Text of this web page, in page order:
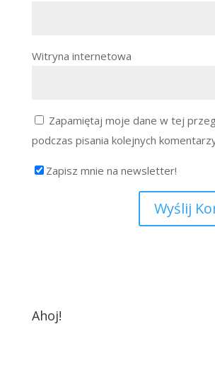
Witryna internetowa
Zapamiętaj moje dane w tej
podczas pisania kolejnych
Zapisz mnie na newsletter!
Ahoj!